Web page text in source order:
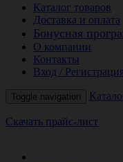
Каталог товаров
Доставка и оплата
Бонусная
О компании
Контакты
Вход / Регистрация
Toggle navigation
Скачать прайс-лист